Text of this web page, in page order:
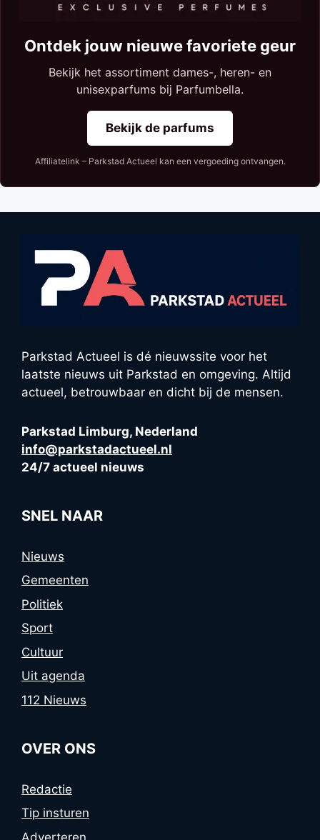
Ontdek jouw nieuwe favoriete geur
Bekijk het assortiment dames-, heren- en
unisexparfums bij Parfumbella.
Bekijk de parfums
Affiliatelink – Parkstad Actueel kan een vergoeding ontvangen.
Parkstad Actueel is dé nieuwssite voor het
laatste nieuws uit Parkstad en omgeving. Altijd
actueel, betrouwbaar en dicht bij de mensen.
Parkstad Limburg, Nederland
info@parkstadactueel.nl
24/7 actueel nieuws
SNEL NAAR
Nieuws
Gemeenten
Politiek
Sport
Cultuur
Uit agenda
112 Nieuws
OVER ONS
Redactie
Tip insturen
Adverteren